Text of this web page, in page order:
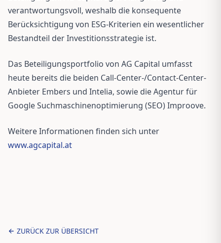
verantwortungsvoll, weshalb die konsequente
Berücksichtigung von ESG-Kriterien ein wesentlicher
Bestandteil der Investitionsstrategie ist.
Das Beteiligungsportfolio von AG Capital umfasst
heute bereits die beiden Call-Center-/Contact-Center-
Anbieter Embers und Intelia, sowie die Agentur für
Google Suchmaschinenoptimierung (SEO) Improove.
Weitere Informationen finden sich unter
www.agcapital.at
ZURÜCK ZUR ÜBERSICHT